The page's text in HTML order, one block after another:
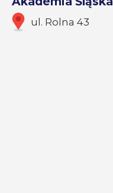
ul. Rolna 43